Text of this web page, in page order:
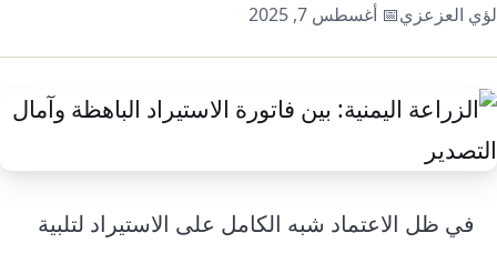
ثقافة
نساء
قضايا
قصة
انفوجرافيك
لؤي العزعزي📅 أغسطس 7, 2025
في ظل الاعتماد شبه الكامل على الاستيراد لتلبية